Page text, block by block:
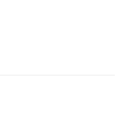
高新科技企业。丰富的
具有出色的品牌管理、
力。 丰富的品牌策划案
理，整合营销传播实施
伙伴、媒体、KOL、行